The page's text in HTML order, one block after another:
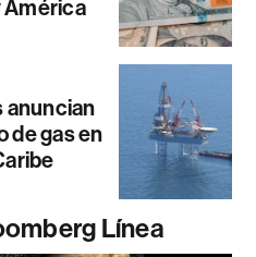
América
anuncian
de gas en
Línea